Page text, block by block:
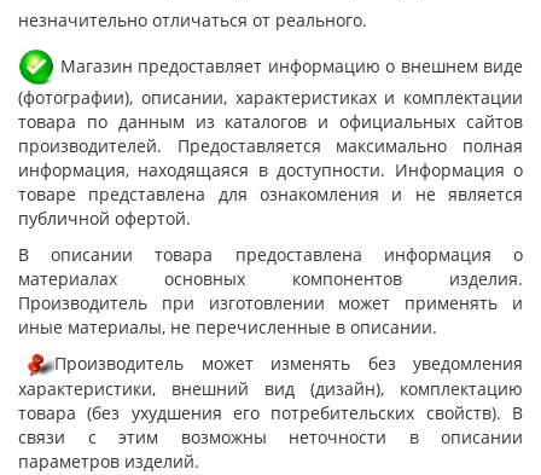
незначительно отличаться от реального.
Магазин предоставляет информацию о внешнем виде
(фотографии), описании, характеристиках и комплектации
товара по данным из каталогов и официальных сайтов
производителей. Предоставляется максимально полная
информация, находящаяся в доступности. Информация о
товаре представлена для ознакомления и не является
публичной офертой.
В описании товара предоставлена информация о
материалах основных компонентов изделия.
Производитель при изготовлении может применять и
иные материалы, не перечисленные в описании.
Производитель может изменять без уведомления
характеристики, внешний вид (дизайн), комплектацию
товара (без ухудшения его потребительских свойств). В
связи с этим возможны неточности в описании
параметров изделий.